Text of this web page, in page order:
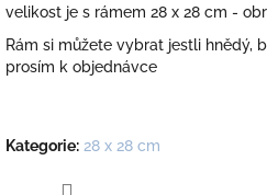
velikost je s rámem 28 x 28 cm -
Rám si můžete vybrat jestli hnědý,
prosím k objednávce
Kategorie: 28 x 28 cm